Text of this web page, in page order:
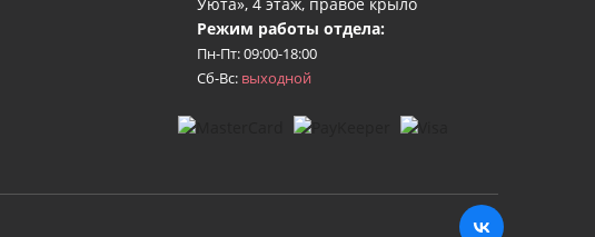
Режим работы отдела:
Пн-Пт: 09:00-18:00
Сб-Вс: выходной